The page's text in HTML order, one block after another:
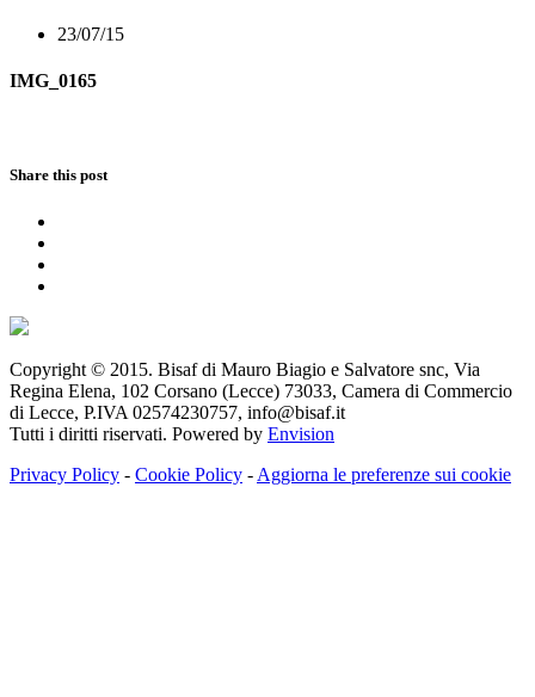
23/07/15
IMG_0165
Share this post
Copyright © 2015. Bisaf di Mauro Biagio e Salvatore snc, Via
Regina Elena, 102 Corsano (Lecce) 73033, Camera di Commercio
di Lecce, P.IVA 02574230757, info@bisaf.it
Tutti i diritti riservati. Powered by Envision
Privacy Policy - Cookie Policy - Aggiorna le preferenze sui cookie